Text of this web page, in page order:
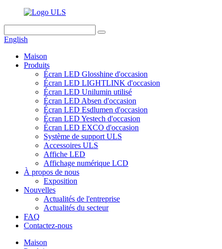
English
Maison
Produits
Écran LED Glosshine d'occasion
Écran LED LIGHTLINK d'occasion
Écran LED Unilumin utilisé
Écran LED Absen d'occasion
Écran LED Esdlumen d'occasion
Écran LED Yestech d'occasion
Écran LED EXCO d'occasion
Système de support ULS
Accessoires ULS
Affiche LED
Affichage numérique LCD
À propos de nous
Exposition
Nouvelles
Actualités de l'entreprise
Actualités du secteur
FAQ
Contactez-nous
Maison